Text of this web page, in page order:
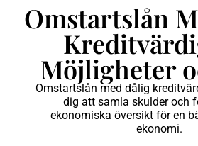
Omstartslån
Möjligheter
Omstartslån med dålig
dig att samla skulder och
ekonomiska översikt för en
ekonomi.